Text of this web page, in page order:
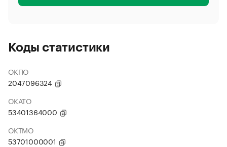
Коды статистики
ОКПО
2047096324
ОКАТО
53401364000
ОКТМО
53701000001